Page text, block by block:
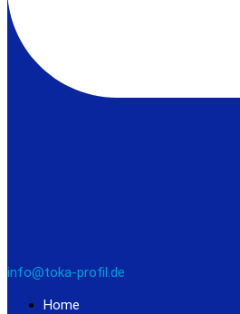
info@toka-profil.de
Home